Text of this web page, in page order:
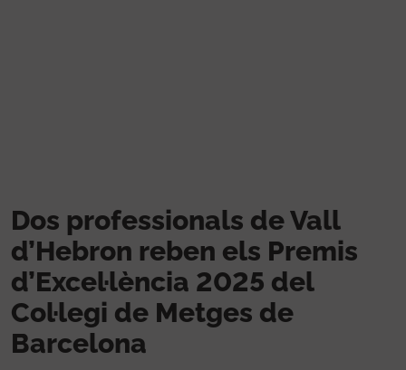
Dos professionals de Vall
d’Hebron reben els Premis
d’Excel·lència 2025 del
Col·legi de Metges de
Barcelona